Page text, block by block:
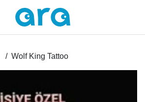
Wolf King Tattoo